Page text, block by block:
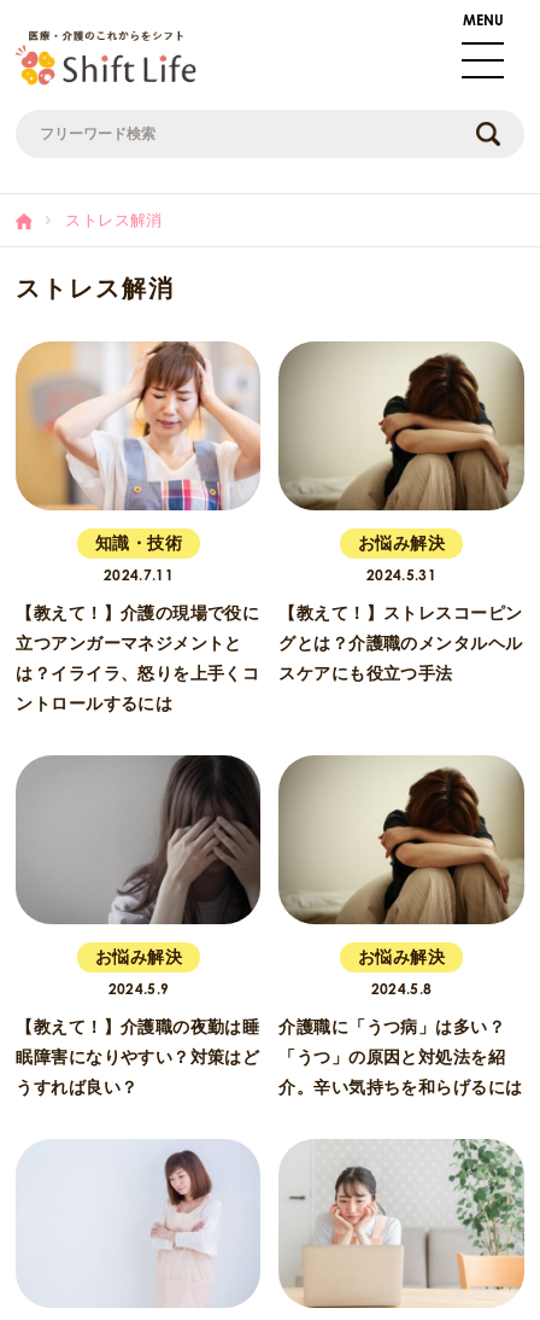
ストレス解消
ストレス解消
知識・技術
2024.7.11
【教えて！】介護の現場で役に
立つアンガーマネジメントと
は？イライラ、怒りを上手くコ
ントロールするには
お悩み解決
2024.5.31
【教えて！】ストレスコーピン
グとは？介護職のメンタルヘル
スケアにも役立つ手法
お悩み解決
2024.5.9
【教えて！】介護職の夜勤は睡
眠障害になりやすい？対策はど
うすれば良い？
お悩み解決
2024.5.8
介護職に「うつ病」は多い？
「うつ」の原因と対処法を紹
介。辛い気持ちを和らげるには